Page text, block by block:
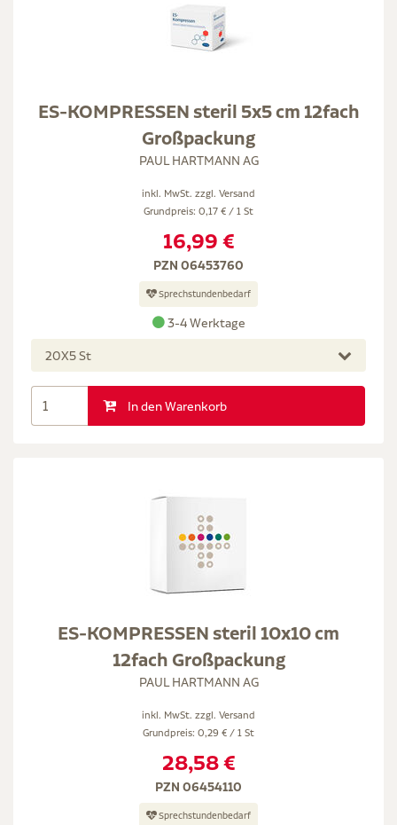
ES-KOMPRESSEN steril 5x5 cm 12fach
Großpackung
PAUL HARTMANN AG
inkl. MwSt. zzgl. Versand
Grundpreis: 0,17 € / 1 St
16,99 €
PZN 06453760
Sprechstundenbedarf
3-4 Werktage
20X5 St
In den Warenkorb
ES-KOMPRESSEN steril 10x10 cm
12fach Großpackung
PAUL HARTMANN AG
inkl. MwSt. zzgl. Versand
Grundpreis: 0,29 € / 1 St
28,58 €
PZN 06454110
Sprechstundenbedarf